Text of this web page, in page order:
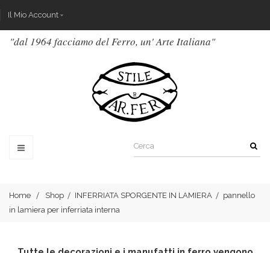
Il Mio Account
"dal 1964 facciamo del Ferro, un' Arte Italiana"
Home Shop INFERRIATA SPORGENTE IN LAMIERA
pannello
in lamiera per inferriata interna